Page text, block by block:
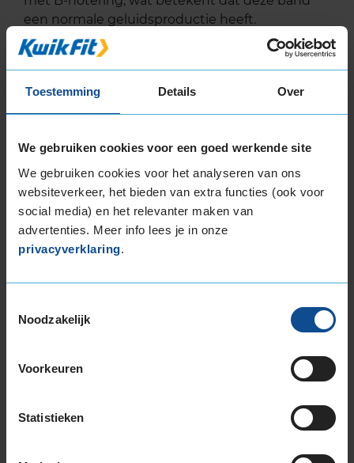
Toestemming Details Over
We gebruiken cookies voor een goed werkende site
We gebruiken cookies voor het analyseren van ons
websiteverkeer, het bieden van extra functies (ook voor
social media) en het relevanter maken van
advertenties. Meer info lees je in onze
privacyverklaring.
Noodzakelijk
Voorkeuren
Statistieken
een normale geluidsproductie heeft.
Wil je nog meer informatie over het
Alternatief voor deze band
A-merk alternatief
Bridgestone BLIZZAK 6
Winterband 235/45 R17 97V
70dB
€ 264,00